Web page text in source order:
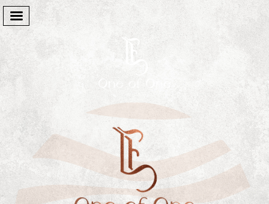
Welcome
The Suites
Facilities
One Of One